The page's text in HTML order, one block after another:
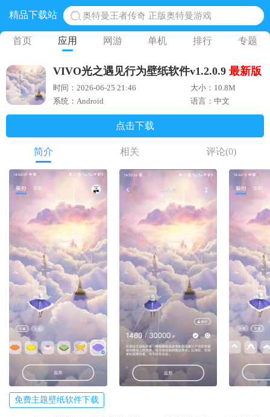
精品下载站
奥特曼王者传奇 正版奥特曼游戏
地铁跑酷体验服国际服 地铁跑酷体验服版本
黎明觉醒生机腾讯正版 黎明觉醒生机国际服
蛋仔派对下载 蛋仔派对体验服
首页 应用 网游 单机 排行 专题
VIVO光之遇见行为壁纸软件v1.2.0.9 最新版
时间：2026-06-25 21:46
大小：10.8M
系统：Android
语言：中文
点击下载
简介 相关 评论(0)
免费主题壁纸软件下载